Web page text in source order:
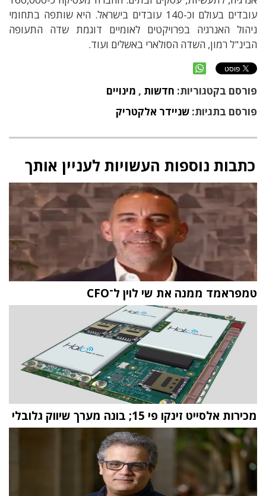
עובדים בעולם וכ-140 עובדים בישראל. היא שותפה בתחומי
ניהול האנרגיה בפרויקטים לאומיים
דוגמת שדה התעופה
הבינ"ל רמון, השדה הסולארי באשלים ועוד.
פורסם בקטגוריות: חדשות , מינויים
פורסם בתגיות: שניידר אלקטריק
כתבות נוספות העשויות לעניין אותך
טמפראמד ממנה את שי לוין ל־CFO
מכירות אלסייט זינקו פי 15; בונה מערך שיווק גלובלי